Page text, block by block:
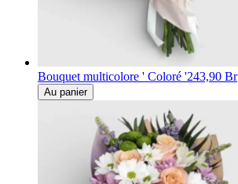
Bouquet multicolore ' Coloré '243,90 Br
Au panier